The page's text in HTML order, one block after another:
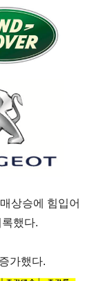
상승에 힘입어
했다.
가했다.